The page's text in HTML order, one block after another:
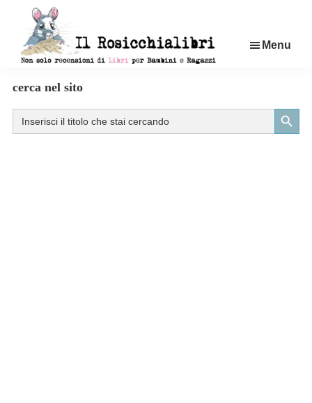
contenuto
di
libri
per
Menu
cerca nel sito
Search
for:
Search Button